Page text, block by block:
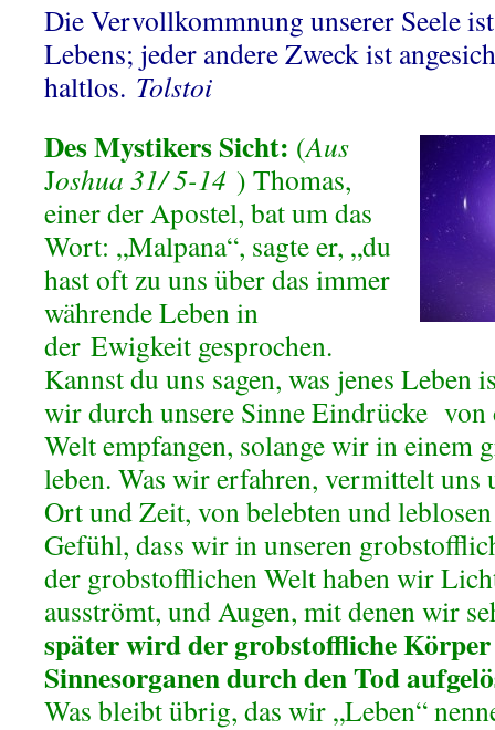
Die Vervollkommnung unserer Seele
Lebens; jeder andere Zweck ist
haltlos. Tolstoi
Des Mystikers Sicht: (Aus
Joshua 31/ 5-14 ) Thomas,
einer der Apostel, bat um das
Wort: „Malpana“, sagte er, „du
hast oft zu uns über das immer
währende Leben in
der Ewigkeit gesprochen.
Kannst du uns sagen, was jenes Leben
wir durch unsere Sinne Eindrücke
Welt empfangen, solange wir in einem
leben. Was wir erfahren, vermittelt uns
Ort und Zeit, von belebten und
Gefühl, dass wir in unseren
der grobstofflichen Welt haben wir
ausströmt, und Augen, mit denen wir
später wird der grobstoffliche
Sinnesorganen durch den Tod
Was bleibt übrig, das wir „Leben“